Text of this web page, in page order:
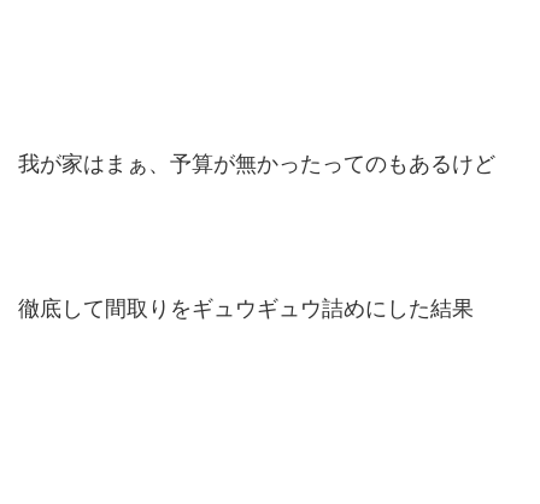
我が家はまぁ、予算が無かったってのもあるけど
徹底して間取りをギュウギュウ詰めにした結果